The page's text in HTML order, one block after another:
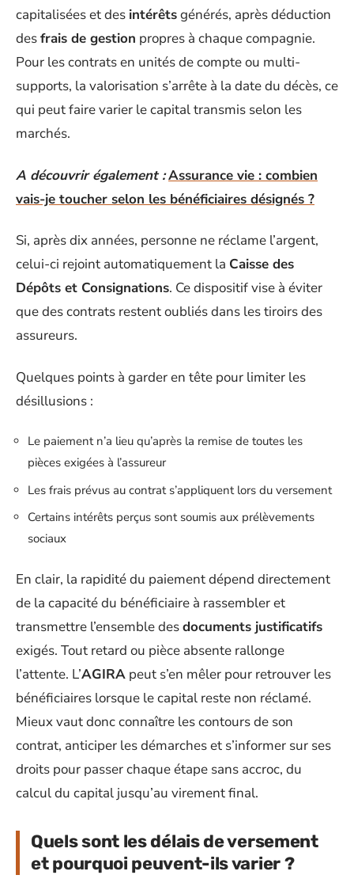
capitalisées et des intérêtsgénérés, après déduction
desfrais de gestion propres à chaque compagnie.
Pour les contrats en unités de compte ou multi-
supports, la valorisation s’arrête à la date du décès, ce
qui peut faire varier le capital transmis selon les
marchés.
A découvrir également :Assurance vie : combien
vais-je toucher selon les bénéficiaires désignés ?
Si, après dix années, personne ne réclame l’argent,
celui-ci rejoint automatiquement la Caisse des
Dépôts et Consignations. Ce dispositif vise à éviter
que des contrats restent oubliés dans les tiroirs des
assureurs.
Quelques points à garder en tête pour limiter les
désillusions :
Le paiement n’a lieu qu’après la remise de toutes les
pièces exigées à l’assureur
Les frais prévus au contrat s’appliquent lors du versement
Certains intérêts perçus sont soumis aux prélèvements
sociaux
En clair, la rapidité du paiement dépend directement
de la capacité du bénéficiaire à rassembler et
transmettre l’ensemble desdocuments justificatifs
exigés. Tout retard ou pièce absente rallonge
l’attente. L’AGIRA peut s’en mêler pour retrouver les
bénéficiaires lorsque le capital reste non réclamé.
Mieux vaut donc connaître les contours de son
contrat, anticiper les démarches et s’informer sur ses
droits pour passer chaque étape sans accroc, du
calcul du capital jusqu’au virement final.
Quels sont les délais de versement
et pourquoi peuvent-ils varier ?